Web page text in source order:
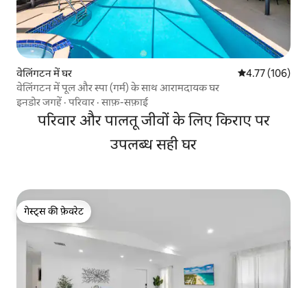
वेलिंगटन में घर औसत रेटिंग 5 में से
4.77 (106)
वेलिंगटन में पूल और स्पा (गर्म) के साथ आरामदायक घर
इनडोर जगहें ·परिवार ·साफ़-सफ़ाई
परिवार और पालतू जीवों के लिए किराए पर
उपलब्ध सही घर
गेस्ट्स की फ़ेवरेट
गेस्ट्स की फ़ेवरेट